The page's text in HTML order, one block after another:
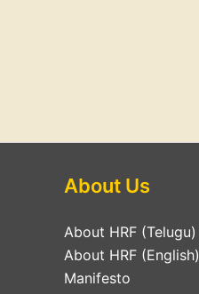
About Us
About HRF (Telugu)
About HRF (English)
Manifesto